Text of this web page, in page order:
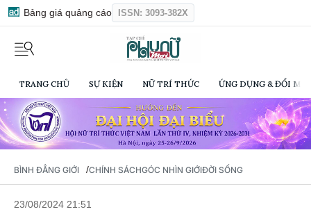
Bảng giá quảng cáo ISSN: 3093-382X
TRANG CHỦ SỰ KIỆN NỮ TRÍ THỨC ỨNG DỤNG & ĐỔI
BÌNH ĐẲNG GIỚI /CHÍNH SÁCHGÓC NHÌN GIỚIĐỜI SỐNG
23/08/2024 21:51